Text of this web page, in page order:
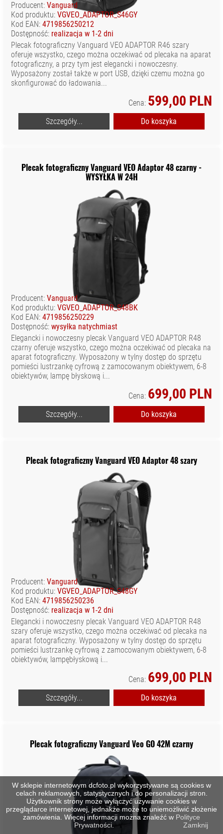
Producent: Vanguard
Kod produktu: VGVEO_ADAPTOR_S46GY
Kod EAN: 4719856250212
Dostępność: realizacja w 1-2 dni
Plecak fotograficzny Vanguard VEO ADAPTOR R46 szary
oferuje wszystko, czego można oczekiwać od plecaka na aparat
fotograficzny, a przy tym jest elegancki i nowoczesny.
Wyposażony został także w port USB, dzięki czemu można go
skonfigurować do ładowania...
Cena: 599,00 PLN
Szczegóły... Do koszyka
Plecak fotograficzny Vanguard VEO Adaptor 48 czarny -
WYSYŁKA W 24H
Producent: Vanguard
Kod produktu: VGVEO_ADAPTOR_S48BK
Kod EAN: 4719856250229
Dostępność: wysyłka natychmiast
Elegancki i nowoczesny plecak Vanguard VEO ADAPTOR R48
czarny oferuje wszystko, czego można oczekiwać od plecaka na
aparat fotograficzny. Wyposażony w tylny dostęp do sprzętu
pomieści lustrzankę cyfrową z zamocowanym obiektywem, 6-8
obiektywów, lampę błyskową i...
Cena: 699,00 PLN
Szczegóły... Do koszyka
Plecak fotograficzny Vanguard VEO Adaptor 48 szary
Producent: Vanguard
Kod produktu: VGVEO_ADAPTOR_S48GY
Kod EAN: 4719856250236
Dostępność: realizacja w 1-2 dni
Elegancki i nowoczesny plecak Vanguard VEO ADAPTOR R48
szary oferuje wszystko, czego można oczekiwać od plecaka na
aparat fotograficzny. Wyposażony w tylny dostęp do sprzętu
pomieści lustrzankę cyfrową z zamocowanym obiektywem, 6-8
obiektywów, lampębłyskową i...
Cena: 699,00 PLN
Szczegóły... Do koszyka
Plecak fotograficzny Vanguard Veo GO 42M czarny
W sklepie internetowym dcfoto.pl wykorzystywane są cookies w
celach reklamowych, statystycznych i do personalizacji stron.
Użytkownik strony może wyłączyć używanie cookies w
przeglądarce internetowej, jednakże może to uniemożliwić złożenie
zamówienia. Więcej informacji można znaleźć w Polityce
Prywatności
Zamknij